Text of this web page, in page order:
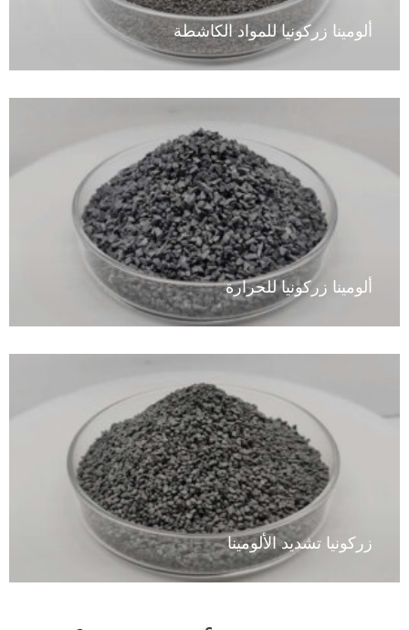
ألومينا زركونيا للمواد الكاشطة
VIEW
ألومينا زركونيا للحرارة
VIEW
زركونيا تشديد الألومينا